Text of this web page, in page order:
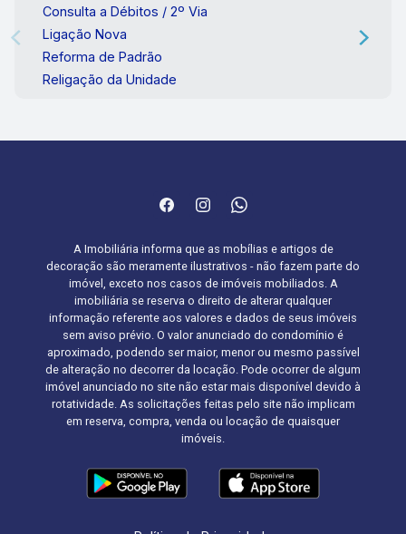
Consulta a Débitos / 2º Via
Ligação Nova
Reforma de Padrão
Religação da Unidade
A Imobiliária informa que as mobílias e artigos de
decoração são meramente ilustrativos - não fazem parte do
imóvel, exceto nos casos de imóveis mobiliados. A
imobiliária se reserva o direito de alterar qualquer
informação referente aos valores e dados de seus imóveis
sem aviso prévio. O valor anunciado do condomínio é
aproximado, podendo ser maior, menor ou mesmo passível
de alteração no decorrer da locação. Pode ocorrer de algum
imóvel anunciado no site não estar mais disponível devido à
rotatividade. As solicitações feitas pelo site não implicam
em reserva, compra, venda ou locação de quaisquer
imóveis.